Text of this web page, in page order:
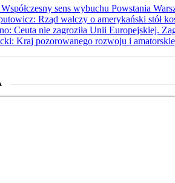
sens wybuchu Powstania
Rząd walczy o amerykański stół
Ceuta nie zagroziła Unii Europejskiej.
Kraj pozorowanego rozwoju i